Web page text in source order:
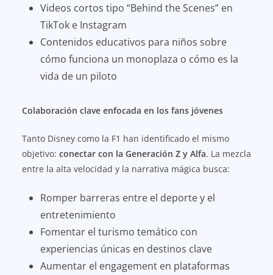
Videos cortos tipo “Behind the Scenes” en
TikTok e Instagram
Contenidos educativos para niños sobre
cómo funciona un monoplaza o cómo es la
vida de un piloto
Colaboración clave enfocada en los fans jóvenes
Tanto Disney como la F1 han identificado el mismo
objetivo: conectar con la Generación Z y Alfa. La mezcla
entre la alta velocidad y la narrativa mágica busca:
Romper barreras entre el deporte y el
entretenimiento
Fomentar el turismo temático con
experiencias únicas en destinos clave
Aumentar el engagement en plataformas